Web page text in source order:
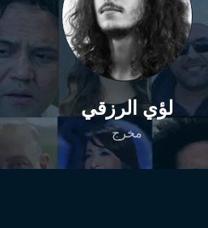
لؤي الرزقي
مخرج